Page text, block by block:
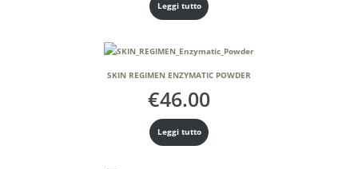
Leggi tutto
SKIN REGIMEN ENZYMATIC POWDER
€46.00
Leggi tutto